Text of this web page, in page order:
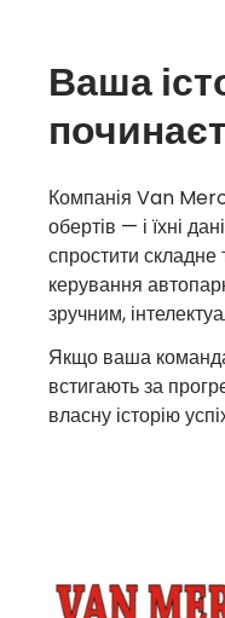
Ваша
Компанія Van
обертів — і їхні
спростити
керування
зручним,
Якщо ваша
встигають за
власну історію